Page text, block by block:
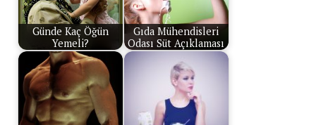
Günde Kaç Öğün
Yemeli?
Gıda Mühendisleri
Odası Süt Açıklaması